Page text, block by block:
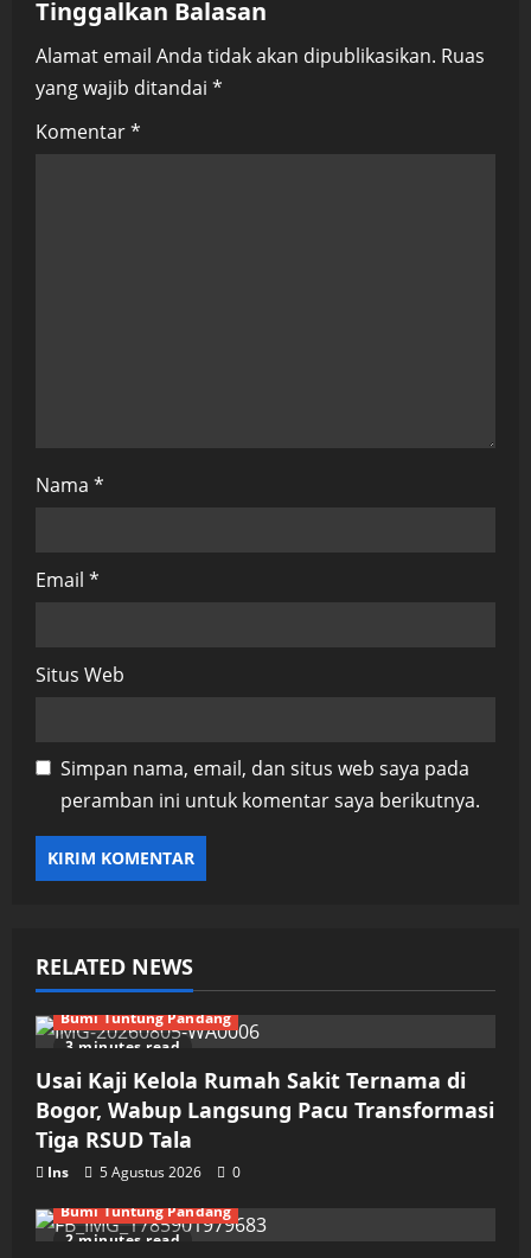
v
i
g
Tinggalkan Balasan
Alamat email Anda tidak akan dipublikasikan. Ruas
yang wajib ditandai *
Komentar*
Nama *
Email *
Situs Web
Simpan nama, email, dan situs web saya pada
peramban ini untuk komentar saya berikutnya.
RELATED NEWS
3 minutes read
Bumi Tuntung Pandang
Usai Kaji Kelola Rumah Sakit Ternama di
Bogor, Wabup Langsung Pacu Transformasi
Tiga RSUD Tala
Ins 5 Agustus 2026 0
2 minutes read
Bumi Tuntung Pandang